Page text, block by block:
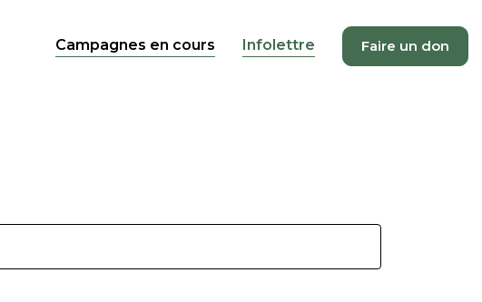
Campagnes en cours Infolettre Faire un don